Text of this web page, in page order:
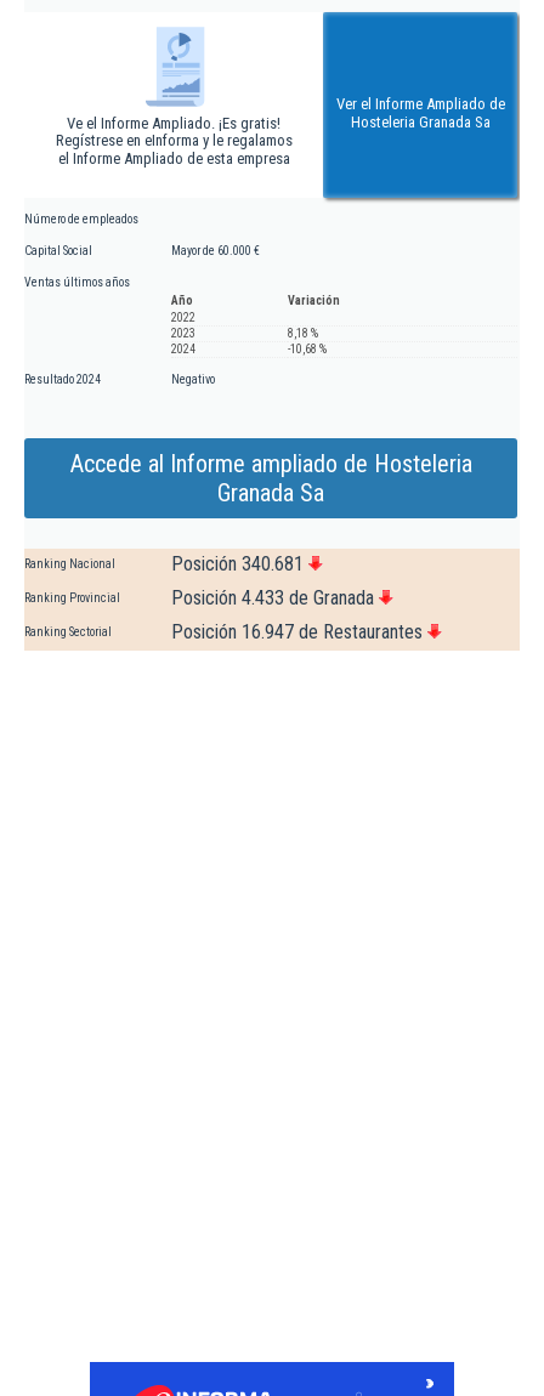
Ve el Informe Ampliado. ¡Es gratis!
Regístrese en eInforma y le regalamos
el Informe Ampliado de esta empresa
Ver el Informe Ampliado de
Hosteleria Granada Sa
Número de empleados
Capital Social Mayor de 60.000 €
Ventas últimos años
Año
Variación
2022
2023
8,18 %
2024
-10,68 %
Resultado 2024 Negativo
Accede al Informe ampliado de Hosteleria
Granada Sa
Ranking Nacional Posición 340.681
Ranking Provincial Posición 4.433 de Granada
Ranking Sectorial Posición 16.947 de Restaurantes